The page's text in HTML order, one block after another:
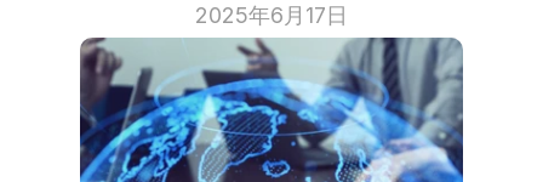
2025年6月17日